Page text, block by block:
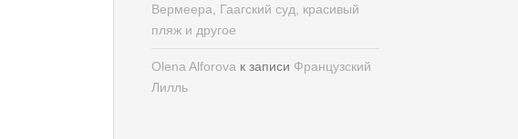
Вермеера, Гаагский суд, красивый
пляж и другое
Olena Alforova к записи Французский
Лилль